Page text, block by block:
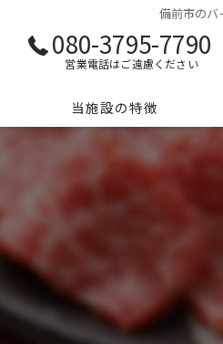
備前市のバ
080-3795-7790
営業電話はご遠慮ください
当施設の特徴
家族
釣り